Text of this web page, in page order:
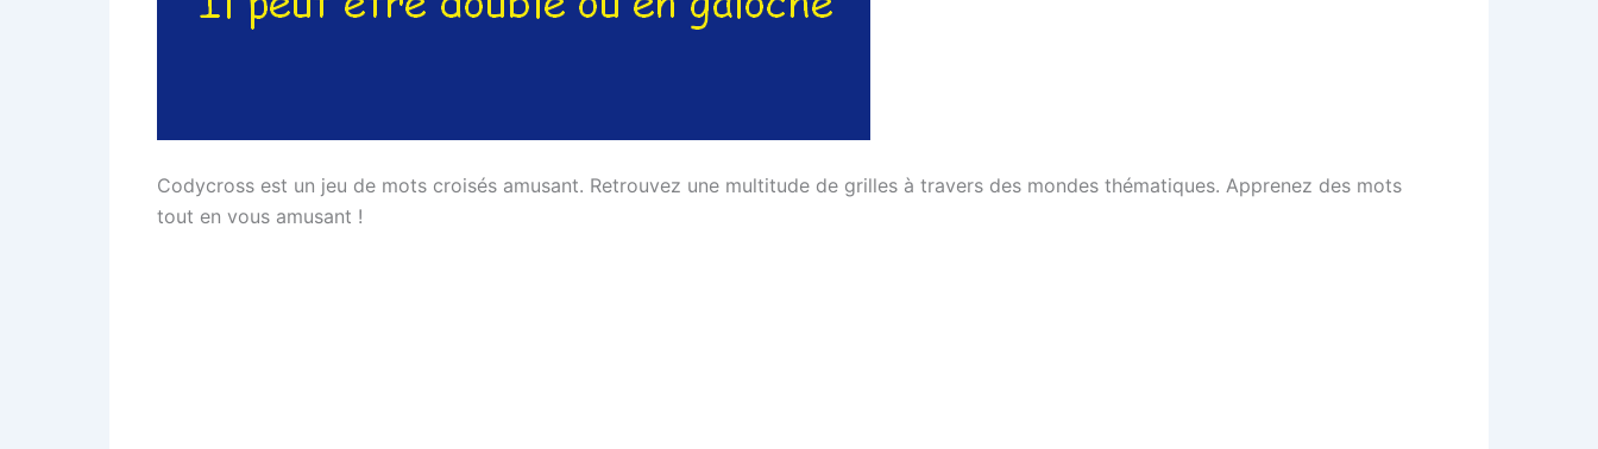
Codycross est un jeu de mots croisés amusant. Retrouvez une multitude de grilles à travers des mondes thématiques. Apprenez des mots
tout en vous amusant !